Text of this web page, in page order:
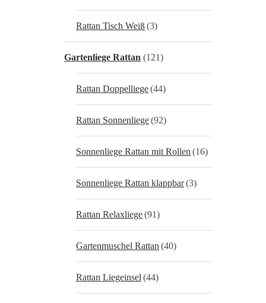
Rattan Tisch Weiß(3)
Gartenliege Rattan (121)
Rattan Doppelliege(44)
Rattan Sonnenliege(92)
Sonnenliege Rattan mit Rollen (16)
Sonnenliege Rattan klappbar(3)
Rattan Relaxliege(91)
Gartenmuschel Rattan (40)
Rattan Liegeinsel (44)